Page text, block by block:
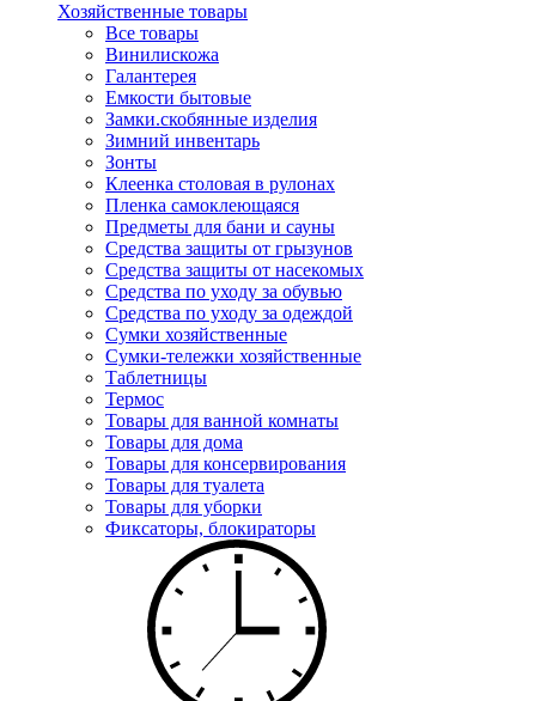
Хозяйственные товары
Все товары
Винилискожа
Галантерея
Емкости бытовые
Замки.скобянные изделия
Зимний инвентарь
Зонты
Клеенка столовая в рулонах
Пленка самоклеющаяся
Предметы для бани и сауны
Средства защиты от грызунов
Средства защиты от насекомых
Средства по уходу за обувью
Средства по уходу за одеждой
Сумки хозяйственные
Сумки-тележки хозяйственные
Таблетницы
Термос
Товары для ванной комнаты
Товары для дома
Товары для консервирования
Товары для туалета
Товары для уборки
Фиксаторы, блокираторы